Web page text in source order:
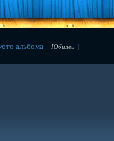
альбома [ Юбилеи ]